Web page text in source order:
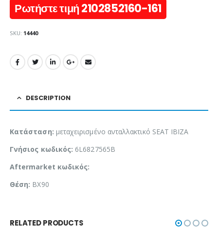
Ρωτήστε τιμή 2102852160-161
SKU: 14440
DESCRIPTION
Κατάσταση: μεταχειρισμένο ανταλλακτικό SEAT IBIZA
Γνήσιος κωδικός: 6L6827565B
Aftermarket κωδικός:
Θέση: BX90
RELATED PRODUCTS